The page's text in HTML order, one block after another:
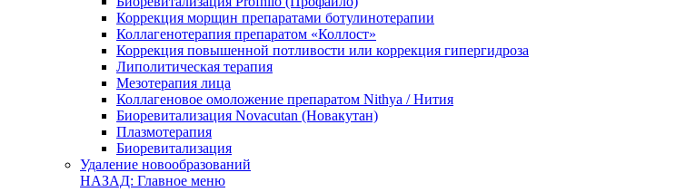
Коррекция морщин препаратами ботулинотерапии
Коллагенотерапия препаратом «Коллост»
Коррекция повышенной потливости или коррекция гипергидроза
Липолитическая терапия
Мезотерапия лица
Коллагеновое омоложение препаратом Nithya / Нития
Биоревитализация Novacutan (Новакутан)
Плазмотерапия
Биоревитализация
Удаление новообразований
НАЗАД: Главное меню